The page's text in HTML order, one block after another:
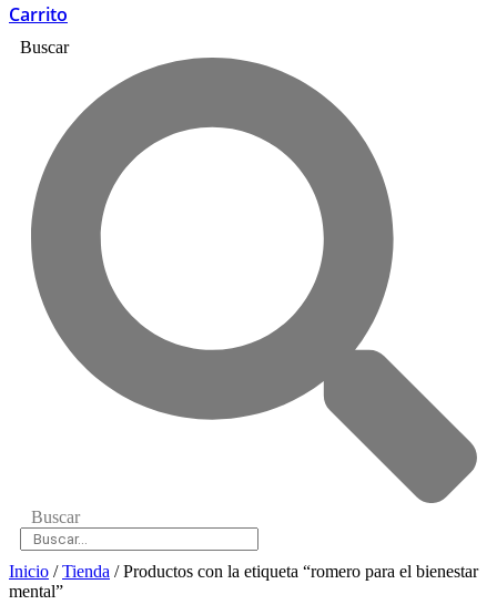
Carrito
Buscar
Buscar
Inicio /Tienda / Productos con la etiqueta “romero para el bienestar
mental”